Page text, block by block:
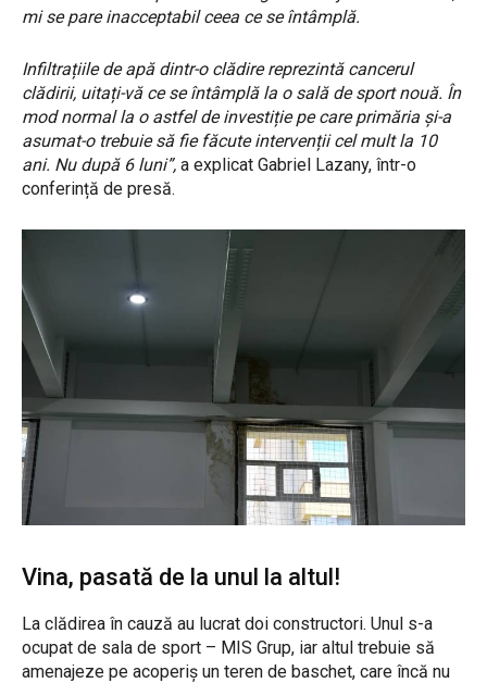
mi se pare inacceptabil ceea ce se întâmplă.
Infiltrațiile de apă dintr-o clădire reprezintă cancerul
clădirii, uitați-vă ce se întâmplă la o sală de sport nouă. În
mod normal la o astfel de investiție pe care primăria și-a
asumat-o trebuie să fie făcute intervenții cel mult la 10
ani. Nu după 6 luni”, a explicat Gabriel Lazany, într-o
conferință de presă.
Vina, pasată de la unul la altul!
La clădirea în cauză au lucrat doi constructori. Unul s-a
ocupat de sala de sport – MIS Grup, iar altul trebuie să
amenajeze pe acoperiș un teren de baschet, care încă nu